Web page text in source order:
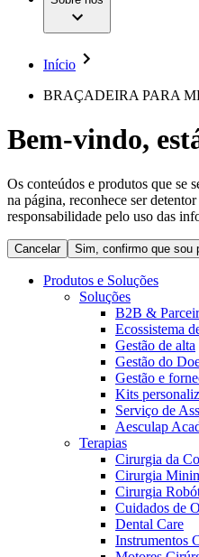
Motores
Nutrição
Oncologia
Retenção
Suturas e
Terapia da
Terapia de
Tratamento
Tratamento de
Soluções
Patologias e Cuidados
Serviços
A nossa cultura
Acesso aos
Comunicados
Contactos
Formulário de
Empresa
Responsabilidade
Contactos
Início
BRAÇADEIRA PARA
Bem-vindo,
Os conteúdos e produtos que se
na página, reconhece ser
responsabilidade pelo uso das
Cancelar Sim, confirmo que sou
Produtos e Soluções
Soluções
B2B &
Ecossistema
Gestão de alta
Gestão do
Gestão e
Kits
Serviço de
Aesculap
Terapias
Cirurgia da
Cirurgia
Cirurgia
Cuidados de
Dental Care
Instrumentos